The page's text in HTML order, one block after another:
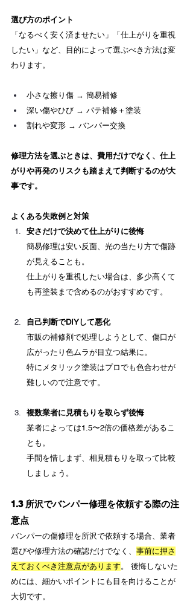
選び方のポイント
「なるべく安く済ませたい」「仕上がりを重視
したい」など、目的によって選ぶべき方法は変
わります。
小さな擦り傷 → 簡易補修
深い傷やひび → パテ補修＋塗装
割れや変形 → バンパー交換
修理方法を選ぶときは、費用だけでなく、仕上
がりや再発のリスクも踏まえて判断するのが大
事です。
よくある失敗例と対策
安さだけで決めて仕上がりに後悔
簡易修理は安い反面、光の当たり方で傷跡
が見えることも。
仕上がりを重視したい場合は、多少高くて
も再塗装まで含めるのがおすすめです。
自己判断でDIYして悪化
市販の補修剤で処理しようとして、傷口が
広がったり色ムラが目立つ結果に。
特にメタリック塗装はプロでも色合わせが
難しいので注意です。
複数業者に見積もりを取らず後悔
業者によっては1.5〜2倍の価格差があるこ
とも。
手間を惜しまず、相見積もりを取って比較
しましょう。
1.3 所沢でバンパー修理を依頼する際の注
意点
バンパーの傷修理を所沢で依頼する場合、業者
選びや修理方法の確認だけでなく、 事前に押さ
えておくべき注意点があります 。 後悔しないた
めには、細かいポイントにも目を向けることが
大切です。